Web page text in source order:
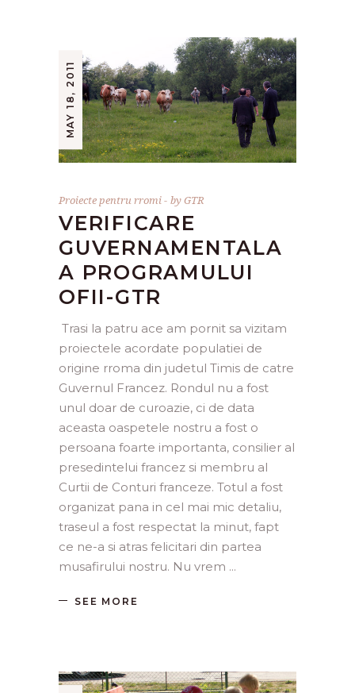
MAY 18, 2011
Proiecte pentru rromi byGTR
VERIFICARE
GUVERNAMENTALA
A PROGRAMULUI
OFII-GTR
Trasi la patru ace am pornit sa vizitam
proiectele acordate populatiei de
origine rroma din judetul Timis de catre
Guvernul Francez. Rondul nu a fost
unul doar de curoazie, ci de data
aceasta oaspetele nostru a fost o
persoana foarte importanta, consilier al
presedintelui francez si membru al
Curtii de Conturi franceze. Totul a fost
organizat pana in cel mai mic detaliu,
traseul a fost respectat la minut, fapt
ce ne-a si atras felicitari din partea
musafirului nostru. Nu vrem
SEE MORE